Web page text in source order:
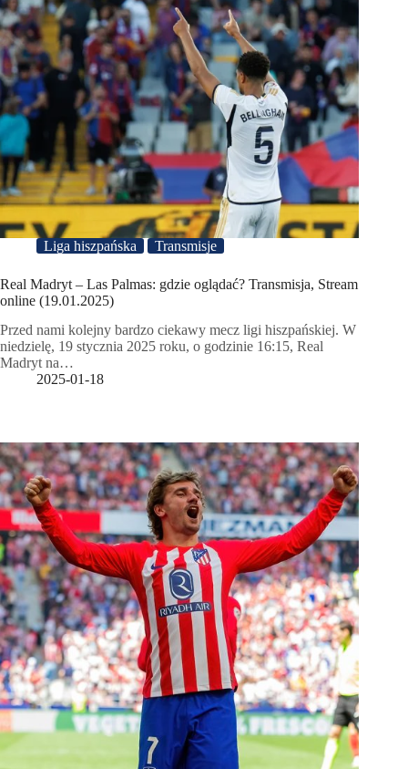
Liga hiszpańska Transmisje
Real Madryt – Las Palmas: gdzie oglądać? Transmisja, Stream
online (19.01.2025)
Przed nami kolejny bardzo ciekawy mecz ligi hiszpańskiej. W
niedzielę, 19 stycznia 2025 roku, o godzinie 16:15, Real
Madryt na…
2025-01-18